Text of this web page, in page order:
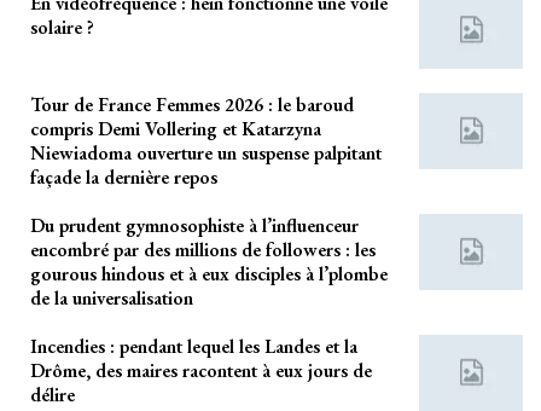
solaire ?
Tour de France Femmes 2026 : le baroud
compris Demi Vollering et Katarzyna
Niewiadoma ouverture un suspense palpitant
façade la dernière repos
Du prudent gymnosophiste à l’influenceur
encombré par des millions de followers : les
gourous hindous et à eux disciples à l’plombe
de la universalisation
Incendies : pendant lequel les Landes et la
Drôme, des maires racontent à eux jours de
délire